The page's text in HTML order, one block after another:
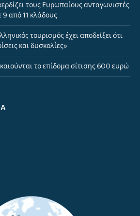
τους Ευρωπαίους ανταγωνιστές
9 από 11 κλάδους
τουρισμός έχει αποδείξει ότι
και δυσκολίες»
το επίδομα σίτισης 600 ευρώ